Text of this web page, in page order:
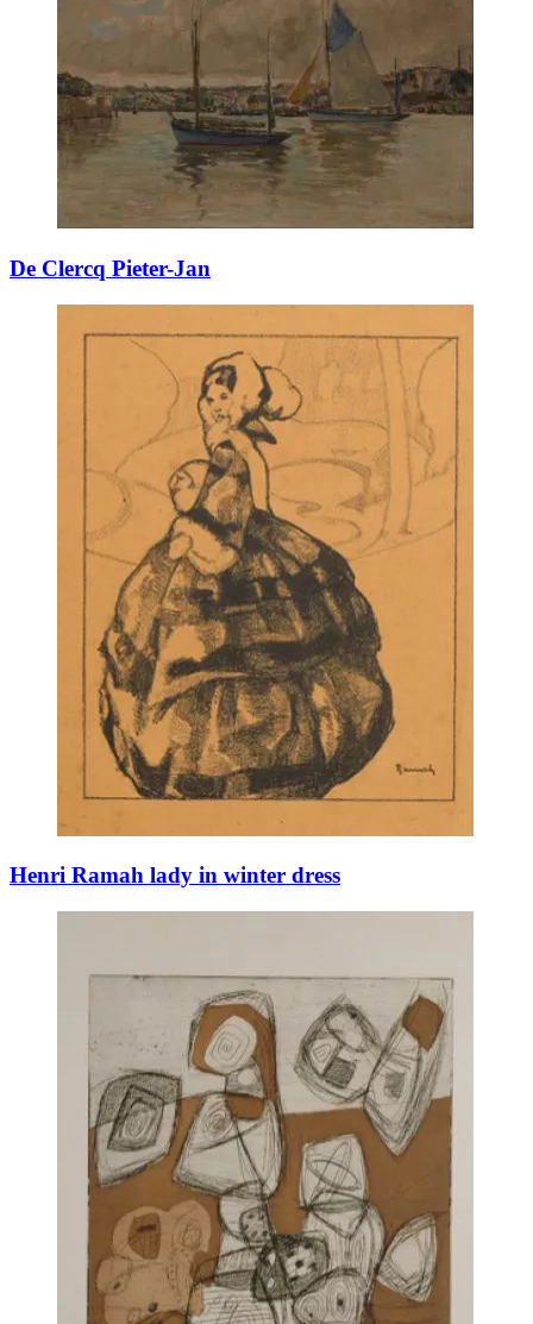
De Clercq Pieter-Jan
Henri Ramah lady in winter dress